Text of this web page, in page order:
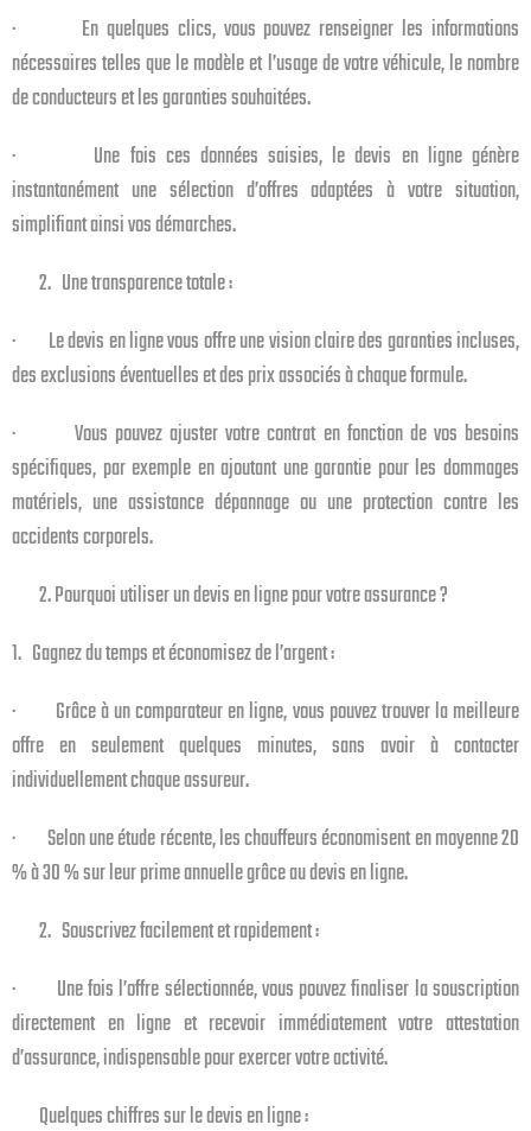
· En quelques clics, vous pouvez renseigner les informations
nécessaires telles que le modèle et l’usage de votre véhicule, le nombre
de conducteurs et les garanties souhaitées.
· Une fois ces données saisies, le devis en ligne génère
instantanément une sélection d’offres adaptées à votre situation,
simplifiant ainsi vos démarches.
2. Une transparence totale :
· Le devis en ligne vous offre une vision claire des garanties incluses,
des exclusions éventuelles et des prix associés à chaque formule.
· Vous pouvez ajuster votre contrat en fonction de vos besoins
spécifiques, par exemple en ajoutant une garantie pour les dommages
matériels, une assistance dépannage ou une protection contre les
accidents corporels.
2. Pourquoi utiliser un devis en ligne pour votre assurance ?
1. Gagnez du temps et économisez de l’argent :
· Grâce à un comparateur en ligne, vous pouvez trouver la meilleure
offre en seulement quelques minutes, sans avoir à contacter
individuellement chaque assureur.
· Selon une étude récente, les chauffeurs économisent en moyenne 20
% à 30 % sur leur prime annuelle grâce au devis en ligne.
2. Souscrivez facilement et rapidement :
· Une fois l’offre sélectionnée, vous pouvez finaliser la souscription
directement en ligne et recevoir immédiatement votre attestation
d’assurance, indispensable pour exercer votre activité.
Quelques chiffres sur le devis en ligne :